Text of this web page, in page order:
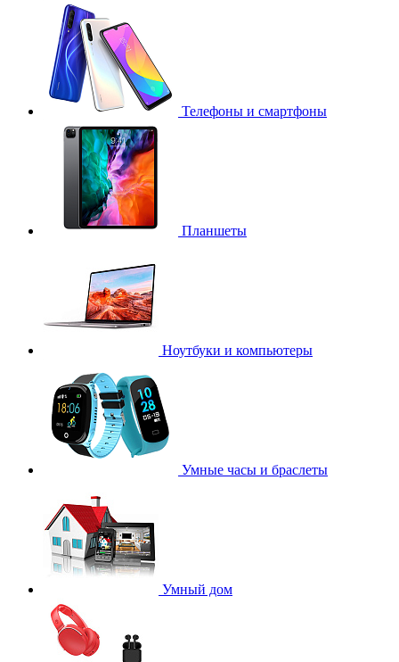
Телефоны и смартфоны
Планшеты
Ноутбуки и компьютеры
Умные часы и браслеты
Умный дом